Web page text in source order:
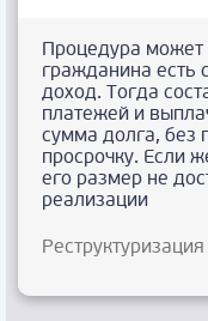
Процедура может
гражданина есть
доход. Тогда
платежей и
сумма долга, без
просрочку. Если
его размер не
реализации